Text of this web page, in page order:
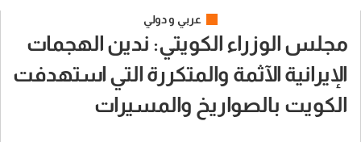
عربي و دولي
مجلس الوزراء الكويتي: ندين الهجمات
الإيرانية الآثمة والمتكررة التي استهدفت
الكويت بالصواريخ والمسيرات